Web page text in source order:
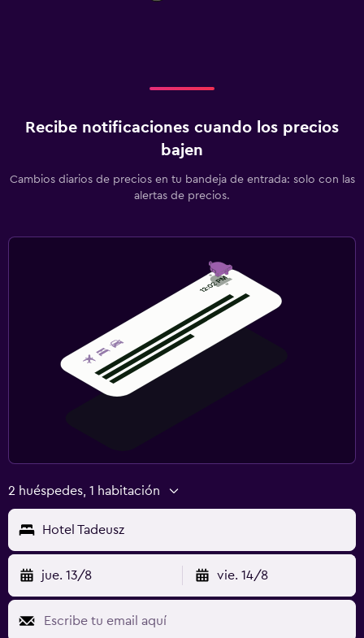
Mesa de billar
Lavandería
Recibe notificaciones cuando los precios
bajen
Cambios diarios de precios en tu bandeja de entrada: solo con las
alertas de precios.
2 huéspedes, 1 habitación
Hotel Tadeusz
jue. 13/8 vie. 14/8